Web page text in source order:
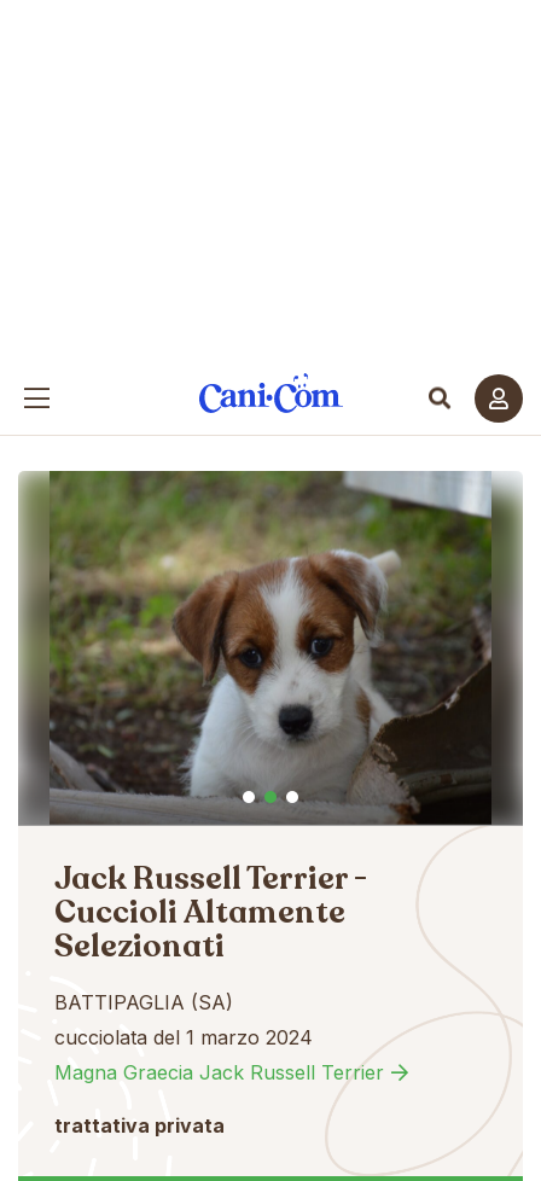
Jack Russell Terrier -
Cuccioli Altamente
Selezionati
BATTIPAGLIA (SA)
cucciolata del 1 marzo 2024
Magna Graecia Jack Russell Terrier
trattativa privata